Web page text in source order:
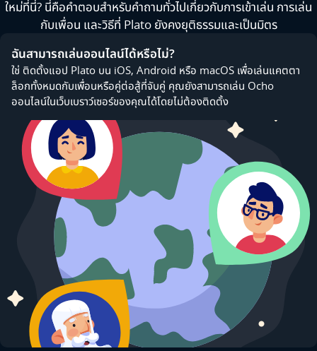
ใหม่ที่นี่? นี่คือคำตอบสำหรับคำถามทั่วไปเกี่ยวกับการเข้าเล่น การเล่น
กับเพื่อน และวิธีที่ Plato ยังคงยุติธรรมและเป็นมิตร
ฉันสามารถเล่นออนไลน์ได้หรือไม่?
ใช่ ติดตั้งแอป Plato บน iOS, Android หรือ macOS เพื่อเล่นแคตตา
ล็อกทั้งหมดกับเพื่อนหรือคู่ต่อสู้ที่จับคู่ คุณยังสามารถเล่น Ocho
ออนไลน์ในเว็บเบราว์เซอร์ของคุณได้โดยไม่ต้องติดตั้ง